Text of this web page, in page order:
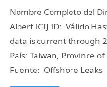
Nombre Completo del
Albert ICIJ ID: Válido
data is current through
País: Taiwan, Province
Fuente: Offshore Leaks